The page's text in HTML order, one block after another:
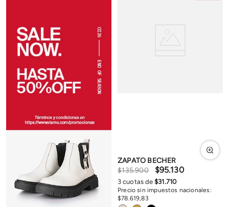
ZAPATO BECHER
$135.900 $95.130
Precio sin impuestos nacionales:
$78.619,83
3 cuotas de$31.710